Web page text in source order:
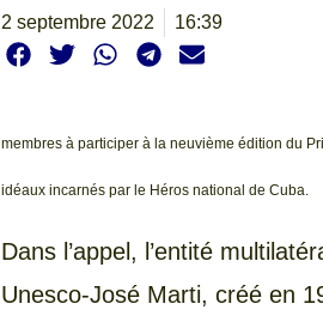
2 septembre 2022 16:39
membres à participer à la neuvième édition du
idéaux incarnés par le Héros national de Cuba.
Dans l’appel, l’entité
Unesco-José Marti, créé en